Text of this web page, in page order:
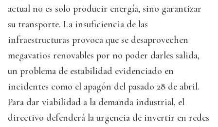
actual no es solo producir energía, sino garantizar
su transporte. La insuficiencia de las
infraestructuras provoca que se desaprovechen
megavatios renovables por no poder darles salida,
un problema de estabilidad evidenciado en
incidentes como el apagón del pasado 28 de abril.
Para dar viabilidad a la demanda industrial, el
directivo defenderá la urgencia de invertir en redes